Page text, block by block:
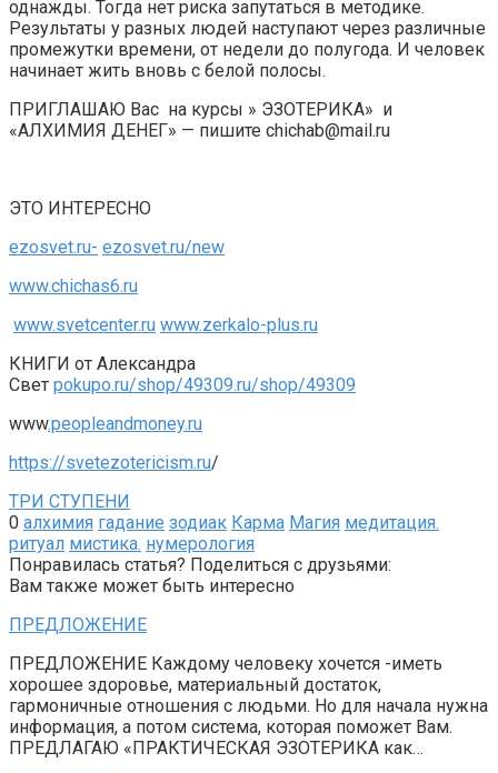
однажды. Тогда нет риска запутаться в методике.
Результаты у разных людей наступают через различные
промежутки времени, от недели до полугода. И человек
начинает жить вновь с белой полосы.
ПРИГЛАШАЮ Вас на курсы » ЭЗОТЕРИКА» и
«АЛХИМИЯ ДЕНЕГ» — пишите chichab@mail.ru
ЭТО ИНТЕРЕСНО
ezosvet.ru- ezosvet.ru/new
www.chichas6.ru
www.svetcenter.ru www.zerkalo-plus.ru
КНИГИ от Александра
Свет pokupo.ru/shop/49309.ru/shop/49309
www.peopleandmoney.ru
https://svetezotericism.ru/
ТРИ СТУПЕНИ
0 алхимия гадание зодиак Карма Магия медитация.
ритуал мистика. нумерология
Понравилась статья? Поделиться с друзьями:
Вам также может быть интересно
ПРЕДЛОЖЕНИЕ
ПРЕДЛОЖЕНИЕ Каждому человеку хочется -иметь
хорошее здоровье, материальный достаток,
гармоничные отношения с людьми. Но для начала нужна
информация, а потом система, которая поможет Вам.
ПРЕДЛАГАЮ «ПРАКТИЧЕСКАЯ ЭЗОТЕРИКА как…